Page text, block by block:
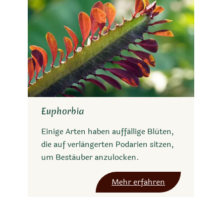
Euphorbia
Einige Arten haben auffällige Blüten,
die auf verlängerten Podarien sitzen,
um Bestäuber anzulocken.
Mehr erfahren